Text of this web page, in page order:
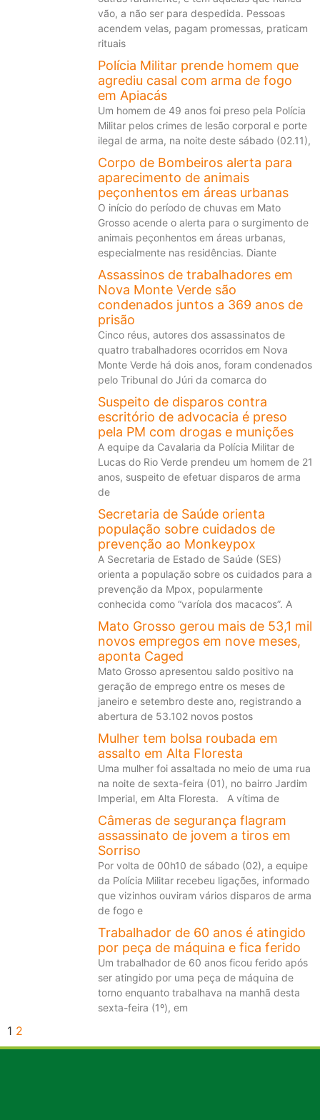
vão, a não ser para despedida. Pessoas
acendem velas, pagam promessas, praticam
rituais
Polícia Militar prende homem que
agrediu casal com arma de fogo
em Apiacás
Um homem de 49 anos foi preso pela Polícia
Militar pelos crimes de lesão corporal e porte
ilegal de arma, na noite deste sábado (02.11),
Corpo de Bombeiros alerta para
aparecimento de animais
peçonhentos em áreas urbanas
O início do período de chuvas em Mato
Grosso acende o alerta para o surgimento de
animais peçonhentos em áreas urbanas,
especialmente nas residências. Diante
Assassinos de trabalhadores em
Nova Monte Verde são
condenados juntos a 369 anos de
prisão
Cinco réus, autores dos assassinatos de
quatro trabalhadores ocorridos em Nova
Monte Verde há dois anos, foram condenados
pelo Tribunal do Júri da comarca do
Suspeito de disparos contra
escritório de advocacia é preso
pela PM com drogas e munições
A equipe da Cavalaria da Polícia Militar de
Lucas do Rio Verde prendeu um homem de 21
anos, suspeito de efetuar disparos de arma
de
Secretaria de Saúde orienta
população sobre cuidados de
prevenção ao Monkeypox
A Secretaria de Estado de Saúde (SES)
orienta a população sobre os cuidados para a
prevenção da Mpox, popularmente
conhecida como “varíola dos macacos”. A
Mato Grosso gerou mais de 53,1 mil
novos empregos em nove meses,
aponta Caged
Mato Grosso apresentou saldo positivo na
geração de emprego entre os meses de
janeiro e setembro deste ano, registrando a
abertura de 53.102 novos postos
Mulher tem bolsa roubada em
assalto em Alta Floresta
Uma mulher foi assaltada no meio de uma rua
na noite de sexta-feira (01), no bairro Jardim
Imperial, em Alta Floresta. A vítima de
Câmeras de segurança flagram
assassinato de jovem a tiros em
Sorriso
Por volta de 00h10 de sábado (02), a equipe
da Polícia Militar recebeu ligações, informado
que vizinhos ouviram vários disparos de arma
de fogo e
Trabalhador de 60 anos é atingido
por peça de máquina e fica ferido
Um trabalhador de 60 anos ficou ferido após
ser atingido por uma peça de máquina de
torno enquanto trabalhava na manhã desta
sexta-feira (1º), em
1 2